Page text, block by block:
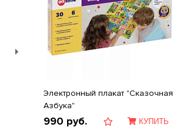
Электронный плакат "Сказочная
Азбука"
990 руб. КУПИТЬ